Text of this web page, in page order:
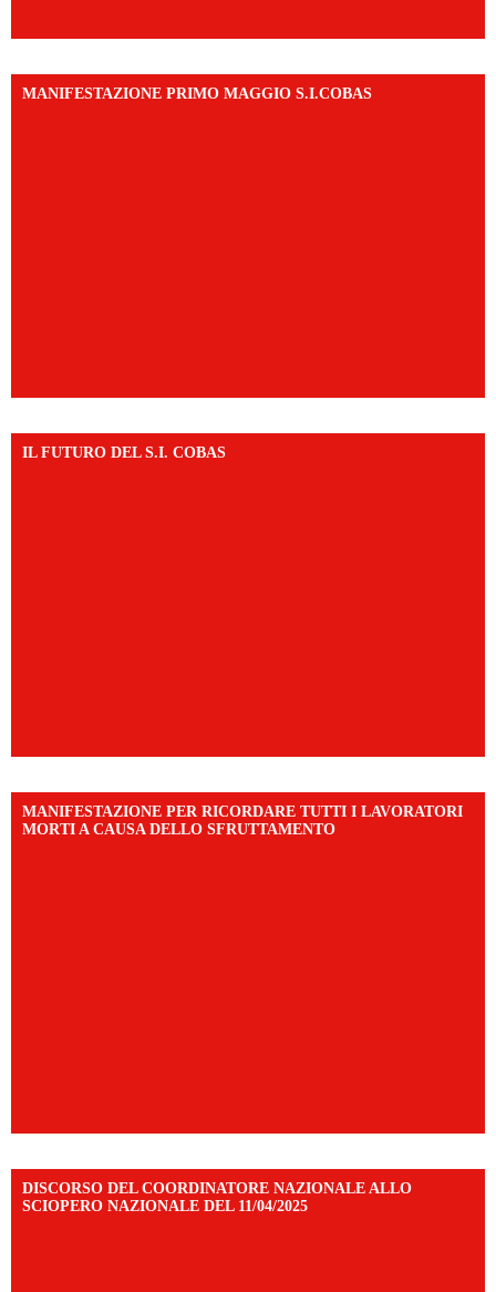
MANIFESTAZIONE PRIMO MAGGIO S.I.COBAS
IL FUTURO DEL S.I. COBAS
MANIFESTAZIONE PER RICORDARE TUTTI I LAVORATORI
MORTI A CAUSA DELLO SFRUTTAMENTO
DISCORSO DEL COORDINATORE NAZIONALE ALLO
SCIOPERO NAZIONALE DEL 11/04/2025